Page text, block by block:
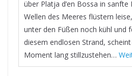
über Platja d’en Bossa in sanfte
Wellen des Meeres flüstern
unter den Füßen noch kühl und
diesem endlosen Strand,
Moment lang stillzustehen…